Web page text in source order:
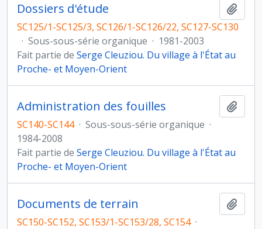
Dossiers d'étude
SC125/1-SC125/3, SC126/1-SC126/22, SC127-SC130
· Sous-sous-série organique · 1981-2003
Fait partie de Serge Cleuziou. Du village à l'État au
Proche- et Moyen-Orient
Administration des fouilles
SC140-SC144 · Sous-sous-série organique ·
1984-2008
Fait partie de Serge Cleuziou. Du village à l'État au
Proche- et Moyen-Orient
Documents de terrain
SC150-SC152, SC153/1-SC153/28, SC154 ·